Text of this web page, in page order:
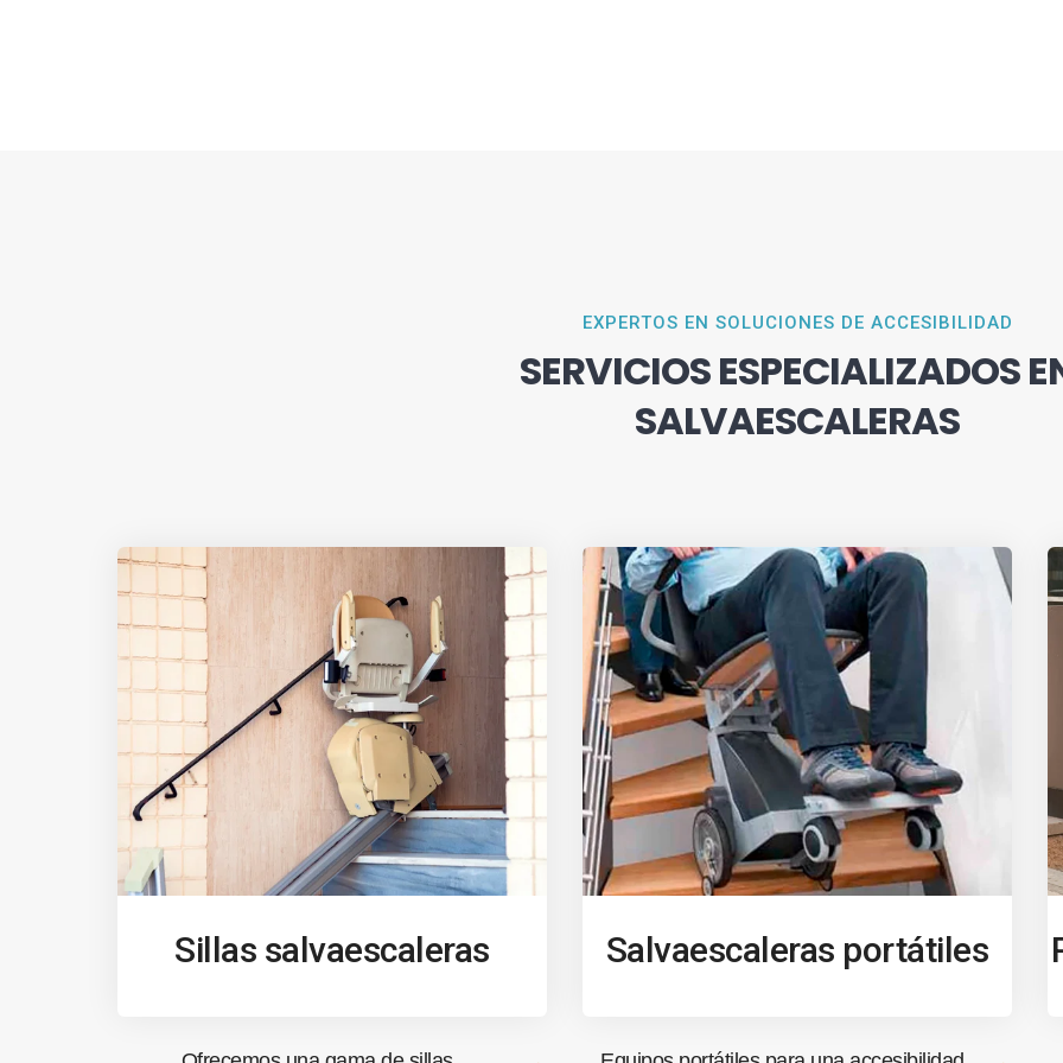
EXPERTOS EN SOLUCIONES DE ACCESIBILIDAD
SERVICIOS ESPECIALIZADOS
SALVAESCALERAS
Sillas salvaescaleras Salvaescaleras portátiles